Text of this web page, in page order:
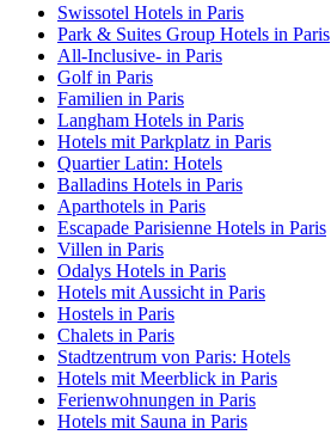
Swissotel Hotels in Paris
Park & Suites Group Hotels in Paris
All-Inclusive- in Paris
Golf in Paris
Familien in Paris
Langham Hotels in Paris
Hotels mit Parkplatz in Paris
Quartier Latin: Hotels
Balladins Hotels in Paris
Aparthotels in Paris
Escapade Parisienne Hotels in Paris
Villen in Paris
Odalys Hotels in Paris
Hotels mit Aussicht in Paris
Hostels in Paris
Chalets in Paris
Stadtzentrum von Paris: Hotels
Hotels mit Meerblick in Paris
Ferienwohnungen in Paris
Hotels mit Sauna in Paris